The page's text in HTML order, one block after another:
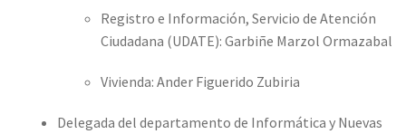
Registro e Información, Servicio de Atención
Ciudadana (UDATE): Garbiñe Marzol Ormazabal
Vivienda: Ander Figuerido Zubiria
Delegada del departamento de Informática y Nuevas